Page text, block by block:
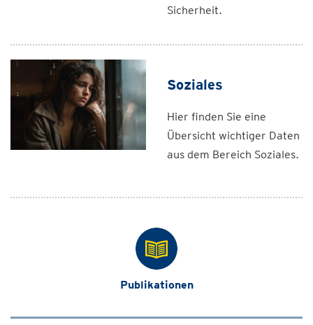
Sicherheit.
Soziales
Hier finden Sie eine
Übersicht wichtiger Daten
aus dem Bereich Soziales.
Publikationen